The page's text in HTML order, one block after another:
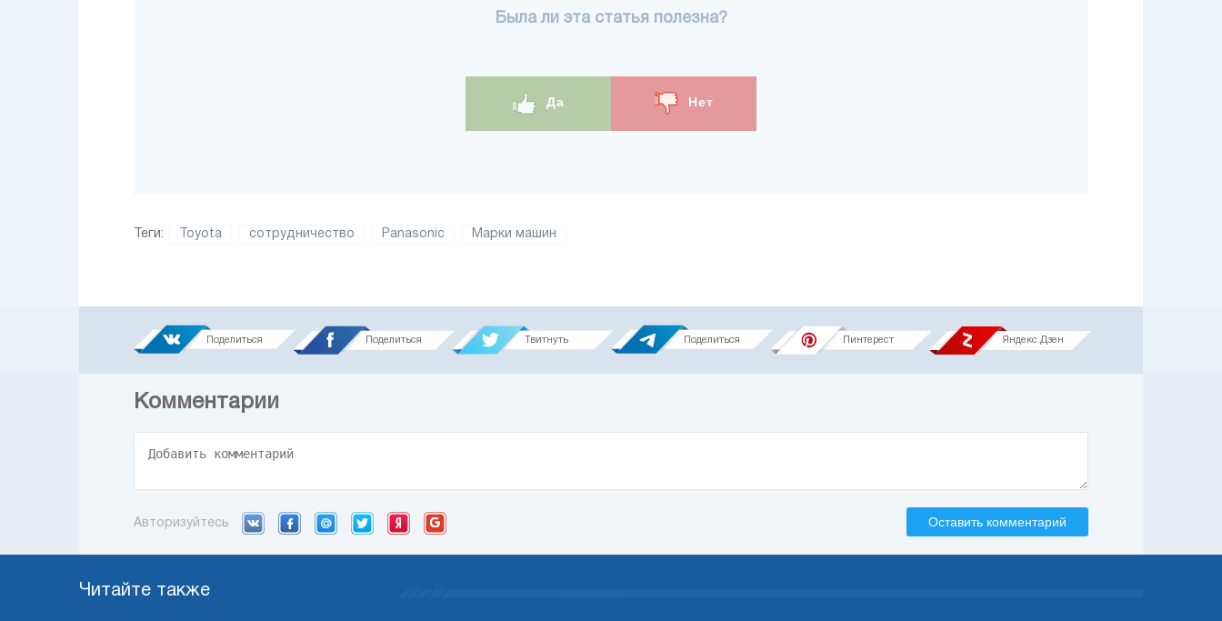
Была ли эта статья полезна?
Да Нет
Теги: Toyota сотрудничество Panasonic Марки машин
Поделиться Поделиться Твитнуть Поделиться Пинтерест Яндекс.Дзен
Комментарии
Авторизуйтесь Оставить комментарий
Читайте также